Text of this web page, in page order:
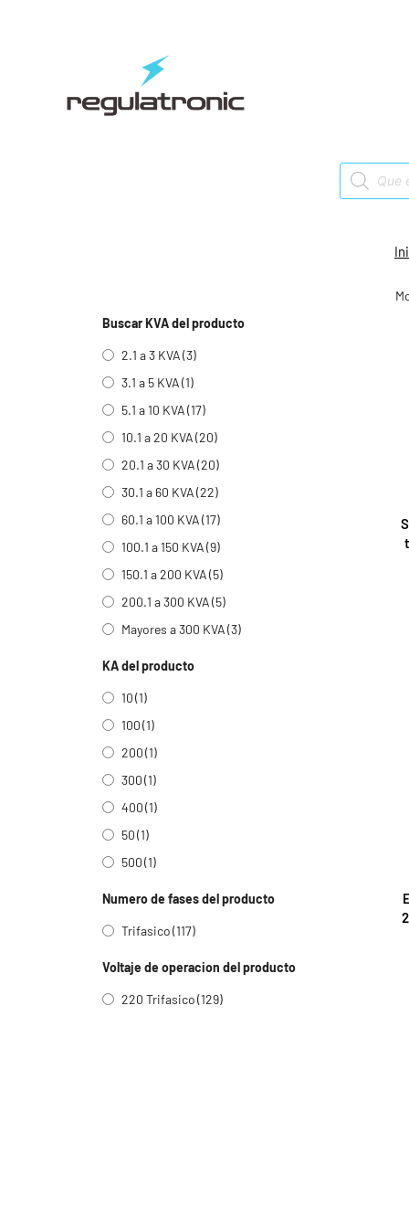
Products
search
Buscar KVA del producto
2.1 a 3 KVA(3)
3.1 a 5 KVA(1)
5.1 a 10 KVA(17)
10.1 a 20 KVA(20)
20.1 a 30 KVA(20)
30.1 a 60 KVA(22)
60.1 a 100 KVA(17)
100.1 a 150 KVA(9)
150.1 a 200 KVA(5)
200.1 a 300 KVA(5)
Mayores a 300 KVA(3)
KA del producto
10(1)
100(1)
200(1)
300(1)
400(1)
50(1)
500(1)
Numero de fases del producto
Trifasico(117)
Voltaje de operacion del producto
220 Trifasico(129)